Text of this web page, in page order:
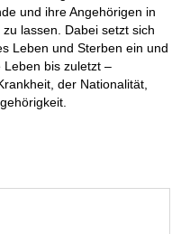
und ihre Angehörigen in
lassen. Dabei setzt sich
Leben und Sterben ein und
bis zuletzt –
der Nationalität,